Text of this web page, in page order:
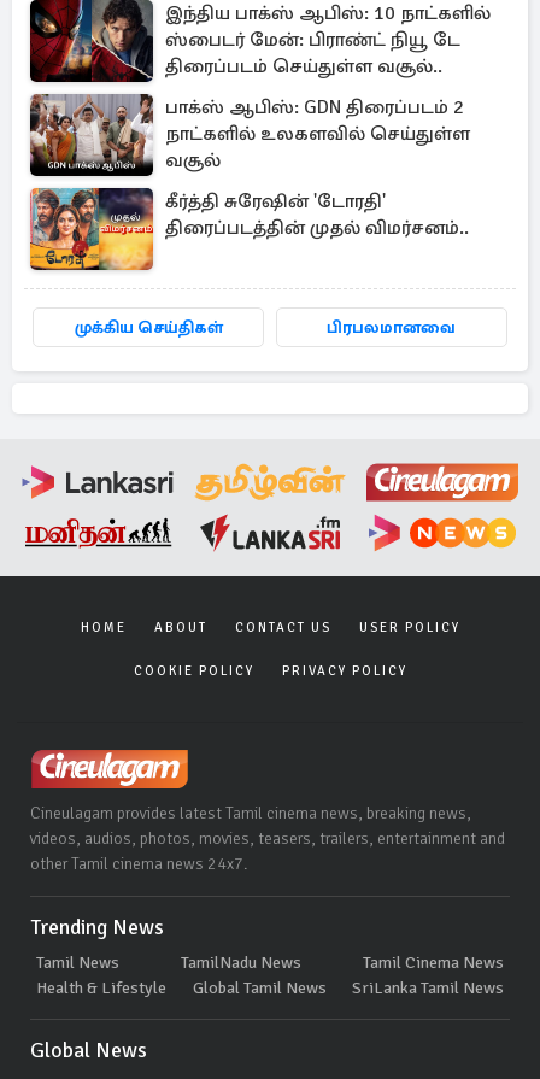
இந்திய பாக்ஸ் ஆபிஸ்: 10 நாட்களில்
ஸ்பைடர் மேன்: பிராண்ட் நியூ டே
திரைப்படம் செய்துள்ள வசூல்..
பாக்ஸ் ஆபிஸ்: GDN திரைப்படம் 2
நாட்களில் உலகளவில் செய்துள்ள
வசூல்
கீர்த்தி சுரேஷின் 'டோரதி'
திரைப்படத்தின் முதல் விமர்சனம்..
முக்கிய செய்திகள் பிரபலமானவை
HOME ABOUT CONTACT US USER POLICY
COOKIE POLICY PRIVACY POLICY
Cineulagam provides latest Tamil cinema news, breaking news,
videos, audios, photos, movies, teasers, trailers, entertainment and
other Tamil cinema news 24x7.
Trending News
Tamil News TamilNadu News
Tamil Cinema News
Health & Lifestyle
Global Tamil News SriLanka Tamil News
Global News